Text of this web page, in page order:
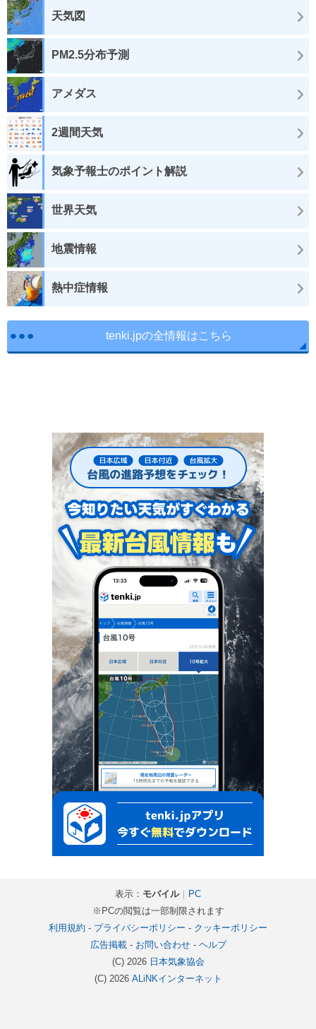
天気図
PM2.5分布予測
アメダス
2週間天気
気象予報士のポイント解説
世界天気
地震情報
熱中症情報
tenki.jpの全情報はこちら
表示： モバイル｜ PC
※PCの閲覧は一部制限されます
利用規約 - プライバシーポリシー - クッキーポリシー
広告掲載- お問い合わせ- ヘルプ
(C) 2026 日本気象協会
(C) 2026 ALiNKインターネット